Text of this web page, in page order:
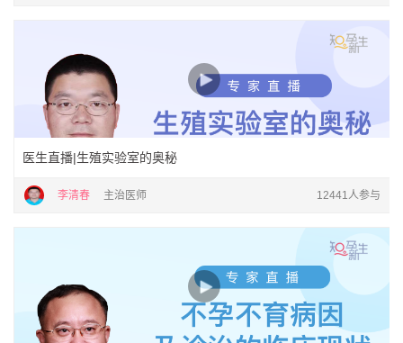
医生直播|生殖实验室的奥秘
李清春 主治医师 12441人参与